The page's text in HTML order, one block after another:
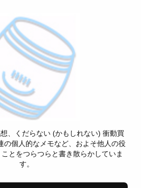
、くだらない (かもしれない) 衝動買
の個人的なメモなど、およそ他人の役
とをつらつらと書き散らかしていま
す。